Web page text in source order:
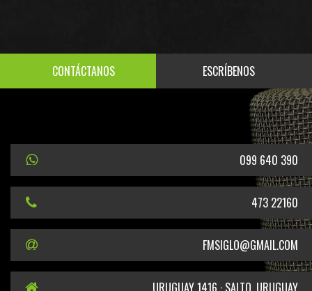
CONTÁCTANOS ESCRÍBENOS
099 640 390
473 22160
FMSIGLO@GMAIL.COM
URUGUAY 1416 · SALTO, URUGUAY